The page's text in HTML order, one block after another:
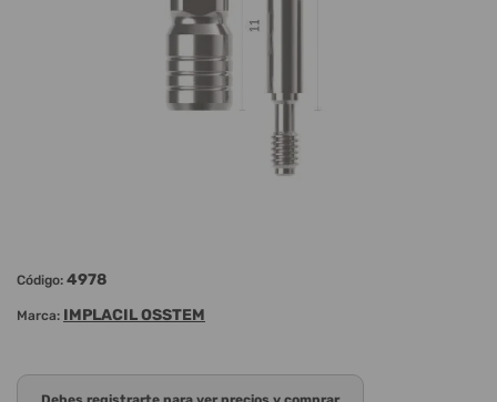
Código: 4978
Marca: IMPLACIL OSSTEM